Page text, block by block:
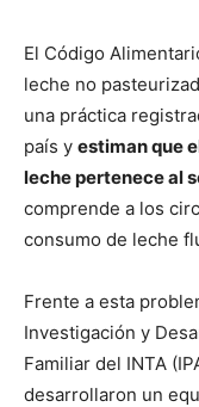
El Código
leche no
una práctica
país y estiman que
leche pertenece al
comprende a los
consumo de leche
Frente a esta
Investigación y
Familiar del INTA
desarrollaron un